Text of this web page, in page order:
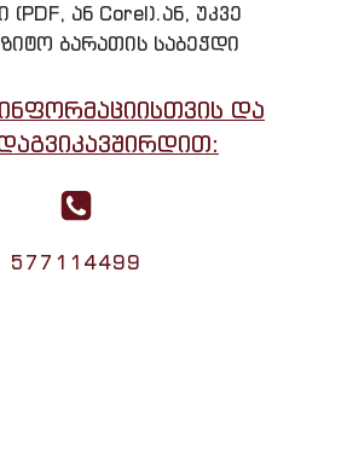
ან Corel).ან, უკვე
ბარათის საბეჭდი
და
577114499